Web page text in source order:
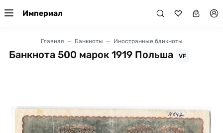
Империал
Главная Банкноты Иностранные банкноты
Банкнота 500 марок 1919 Польша VF